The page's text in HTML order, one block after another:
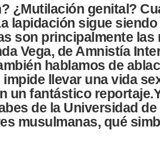
¿Mutilación genital?
lapidación sigue
son principalmente las
Vega, de Amnistía
hablamos de
llevar una vida
un fantástico
de la Universidad
musulmanas, qué